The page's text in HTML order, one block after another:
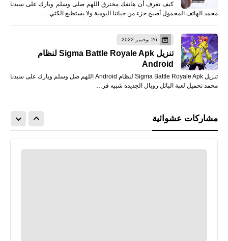
كيف تعرف أن هاتفك مخترق اللهم صلى وسلم وبارك على سيدنا
محمد الهاتف المحمول أصبح جزء من حياتنا اليومية ولا يستطيع الكثي…
26 نوفمبر 2022
تنزيل Sigma Battle Royale Apk لنظام
Android
تنزيل Sigma Battle Royale Apk لنظام Android اللهم صل وسلم وبارك على سيدنا
محمد تحميل لعبة الباتل رويال الجديدة شبيه فر…
مشاركات عشوائية